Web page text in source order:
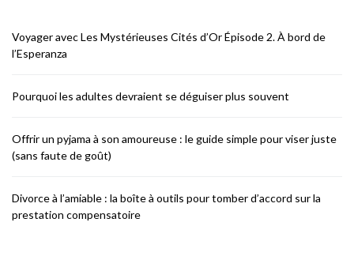
Voyager avec Les Mystérieuses Cités d’Or Épisode 2. À bord de
l’Esperanza
Pourquoi les adultes devraient se déguiser plus souvent
Offrir un pyjama à son amoureuse : le guide simple pour viser juste
(sans faute de goût)
Divorce à l’amiable : la boîte à outils pour tomber d’accord sur la
prestation compensatoire